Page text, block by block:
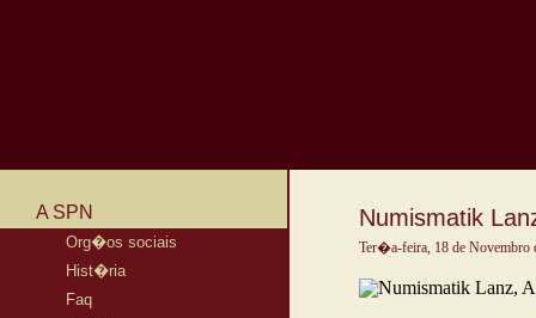
A SPN
Org�os sociais
Hist�ria
Faq
Numismatik
Ter�a-feira, 18 de Novembro